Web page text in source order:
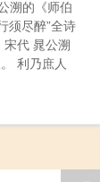
溯的《师伯
须尽醉”全诗
宋代 晁公溯
利乃庶人